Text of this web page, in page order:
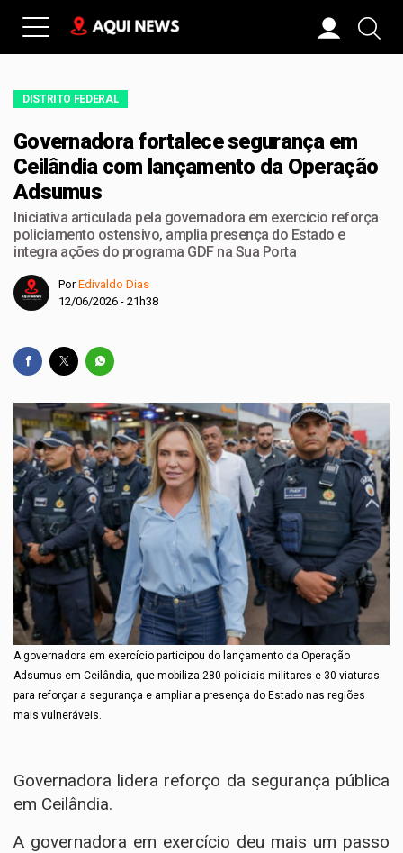
DISTRITO FEDERAL
Governadora fortalece segurança em
Ceilândia com lançamento da Operação
Adsumus
Iniciativa articulada pela governadora em exercício reforça
policiamento ostensivo, amplia presença do Estado e
integra ações do programa GDF na Sua Porta
PorEdivaldo Dias
12/06/2026 - 21h38
A governadora em exercício participou do lançamento da Operação
Adsumus em Ceilândia, que mobiliza 280 policiais militares e 30 viaturas
para reforçar a segurança e ampliar a presença do Estado nas regiões
mais vulneráveis.
Governadora lidera reforço da segurança pública
em Ceilândia.
A governadora em exercício deu mais um passo